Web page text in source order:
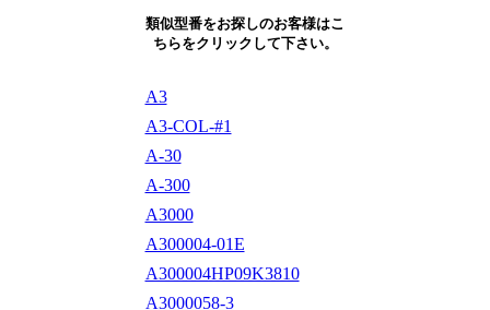
類似型番をお探しのお客様はこ
ちらをクリックして下さい。
A3
A3-COL-#1
A-30
A-300
A3000
A300004-01E
A300004HP09K3810
A3000058-3